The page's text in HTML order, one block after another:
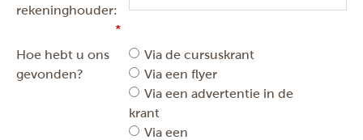
rekeninghouder:
Hoe hebt u ons
gevonden?
Via de cursuskrant
Via een flyer
Via een advertentie in de
krant
Via een